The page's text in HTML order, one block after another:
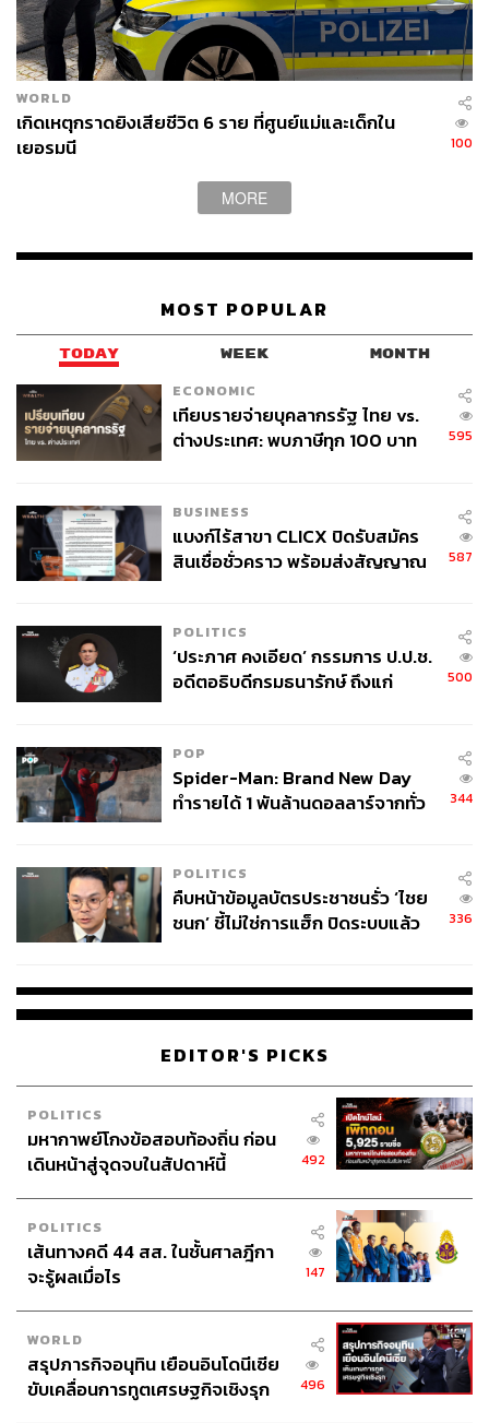
WORLD
เกิดเหตุกราดยิงเสียชีวิต 6 ราย ที่ศูนย์แม่และเด็กใน
เยอรมนี
100
MORE
MOST POPULAR
TODAY WEEK MONTH
ECONOMIC
เทียบรายจ่ายบุคลากรรัฐ ไทย vs.
ต่างประเทศ: พบภาษีทุก 100 บาท
595
BUSINESS
แบงก์ไร้สาขา CLICX ปิดรับสมัคร
สินเชื่อชั่วคราว พร้อมส่งสัญญาณ
587
POLITICS
‘ประภาศ คงเอียด’ กรรมการ ป.ป.ช.
อดีตอธิบดีกรมธนารักษ์ ถึงแก่
500
POP
Spider-Man: Brand New Day
ทำรายได้ 1 พันล้านดอลลาร์จากทั่ว
344
POLITICS
คืบหน้าข้อมูลบัตรประชาชนรั่ว ‘ไชย
ชนก’ ชี้ไม่ใช่การแฮ็ก ปิดระบบแล้ว
336
EDITOR'S PICKS
POLITICS
มหากาพย์โกงข้อสอบท้องถิ่น ก่อน
เดินหน้าสู่จุดจบในสัปดาห์นี้
492
POLITICS
เส้นทางคดี 44 สส. ในชั้นศาลฎีกา
จะรู้ผลเมื่อไร
147
WORLD
สรุปภารกิจอนุทิน เยือนอินโดนีเซีย
ขับเคลื่อนการทูตเศรษฐกิจเชิงรุก
496